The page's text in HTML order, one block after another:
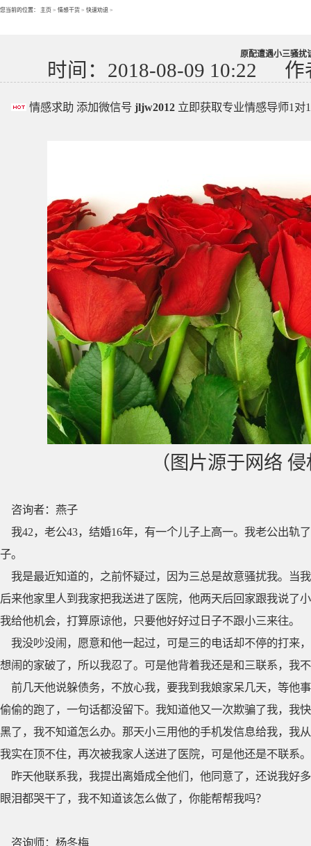
您当前的位置： 主页 > 情感干货 > 快速劝退 >
原配遭遇小三骚扰
时间：2018-08-09 10:22 作
情感求助 添加微信号 jljw2012 立即获取专业情感导师1对
（图片源于网络
咨询者：燕子
我42，老公43，结婚16年，有一个儿子上高一。我老公出轨
子。
我是最近知道的，之前怀疑过，因为三总是故意骚扰我。当
后来他家里人到我家把我送进了医院，他两天后回家跟我说了
我给他机会，打算原谅他，只要他好好过日子不跟小三来往。
我没吵没闹，愿意和他一起过，可是三的电话却不停的打来
想闹的家破了，所以我忍了。可是他背着我还是和三联系，我
前几天他说躲债务，不放心我，要我到我娘家呆几天，等他
偷偷的跑了，一句话都没留下。我知道他又一次欺骗了我，我
黑了，我不知道怎么办。那天小三用他的手机发信息给我，我
我实在顶不住，再次被我家人送进了医院，可是他还是不联系
昨天他联系我，我提出离婚成全他们，他同意了，还说我好
眼泪都哭干了，我不知道该怎么做了，你能帮帮我吗？
咨询师：杨冬梅